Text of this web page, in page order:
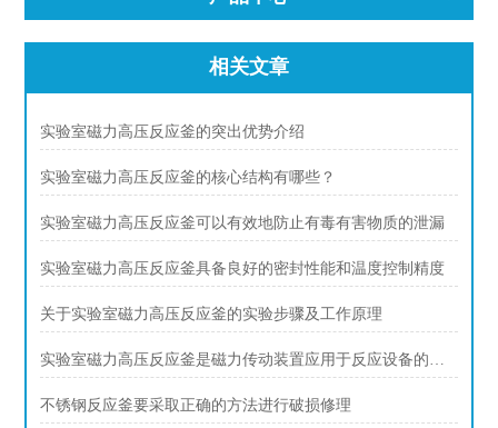
相关文章
实验室磁力高压反应釜的突出优势介绍
实验室磁力高压反应釜的核心结构有哪些？
实验室磁力高压反应釜可以有效地防止有毒有害物质的泄漏
实验室磁力高压反应釜具备良好的密封性能和温度控制精度
关于实验室磁力高压反应釜的实验步骤及工作原理
实验室磁力高压反应釜是磁力传动装置应用于反应设备的典型创新
不锈钢反应釜要采取正确的方法进行破损修理